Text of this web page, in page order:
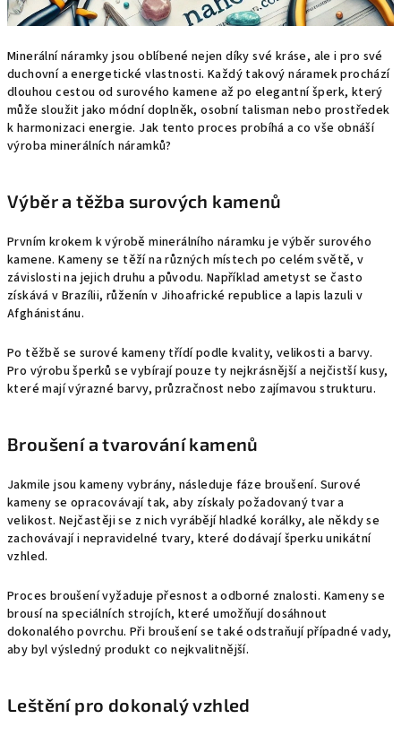
Minerální náramky jsou oblíbené nejen díky své kráse, ale i pro své
duchovní a energetické vlastnosti. Každý takový náramek prochází
dlouhou cestou od surového kamene až po elegantní šperk, který
může sloužit jako módní doplněk, osobní talisman nebo prostředek
k harmonizaci energie. Jak tento proces probíhá a co vše obnáší
výroba minerálních náramků?
Výběr a těžba surových kamenů
Prvním krokem k výrobě minerálního náramku je výběr surového
kamene. Kameny se těží na různých místech po celém světě, v
závislosti na jejich druhu a původu. Například ametyst se často
získává v Brazílii, růženín v Jihoafrické republice a lapis lazuli v
Afghánistánu.
Po těžbě se surové kameny třídí podle kvality, velikosti a barvy.
Pro výrobu šperků se vybírají pouze ty nejkrásnější a nejčistší kusy,
které mají výrazné barvy, průzračnost nebo zajímavou strukturu.
Broušení a tvarování kamenů
Jakmile jsou kameny vybrány, následuje fáze broušení. Surové
kameny se opracovávají tak, aby získaly požadovaný tvar a
velikost. Nejčastěji se z nich vyrábějí hladké korálky, ale někdy se
zachovávají i nepravidelné tvary, které dodávají šperku unikátní
vzhled.
Proces broušení vyžaduje přesnost a odborné znalosti. Kameny se
brousí na speciálních strojích, které umožňují dosáhnout
dokonalého povrchu. Při broušení se také odstraňují případné vady,
aby byl výsledný produkt co nejkvalitnější.
Leštění pro dokonalý vzhled